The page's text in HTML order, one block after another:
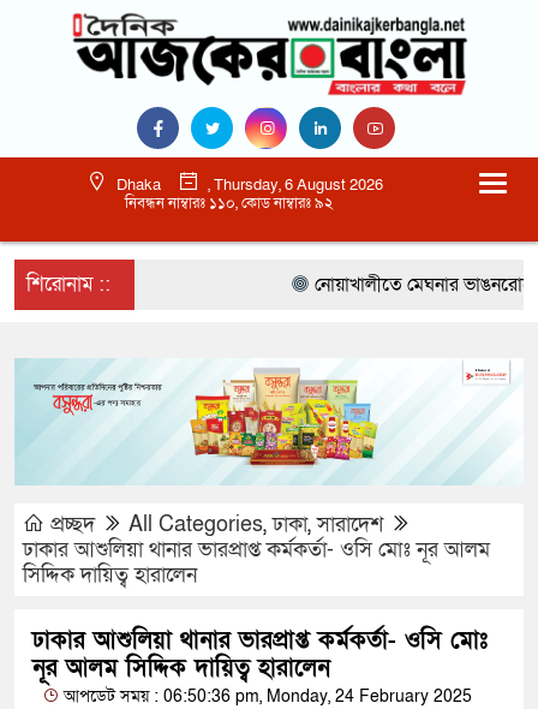
Dhaka
, Thursday, 6 August 2026
নিবন্ধন নাম্বারঃ ১১০, কোড নাম্বারঃ ৯২
শিরোনাম :: নোয়াখালীতে মেঘনার ভাঙনরোধে
প্রচ্ছদ All Categories,ঢাকা,সারাদেশ
ঢাকার আশুলিয়া থানার ভারপ্রাপ্ত কর্মকর্তা- ওসি মোঃ নূর আলম
সিদ্দিক দায়িত্ব হারালেন
ঢাকার আশুলিয়া থানার ভারপ্রাপ্ত কর্মকর্তা- ওসি মোঃ
নূর আলম সিদ্দিক দায়িত্ব হারালেন
আপডেট সময় : 06:50:36 pm, Monday, 24 February 2025